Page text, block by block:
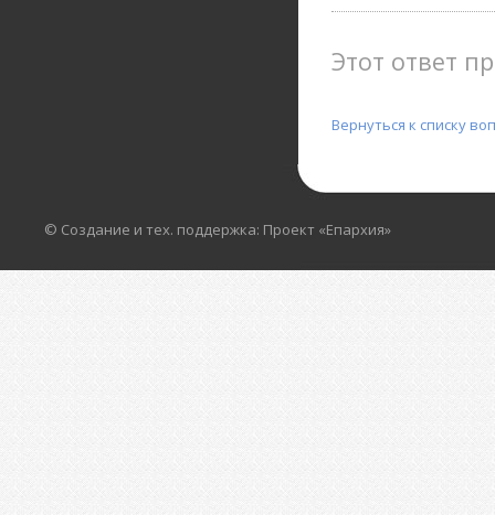
Этот ответ
Вернуться к списку
© Создание и тех. поддержка: Проект «Епархия»